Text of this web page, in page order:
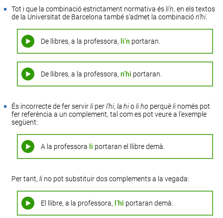
Tot i que la combinació estrictament normativa ésli’n, en els textos
de la Universitat de Barcelona també s’admet la combinación’hi.
De llibres, a la professora, li’n portaran.
De llibres, a la professora, n’hi portaran.
És incorrecte de fer servirli perl’hi, lahioliho perquèli només pot
fer referència a un complement, tal com es pot veure a l’exemple
següent:
A la professora li portaran el llibre demà.
Per tant, li no pot substituir dos complements a la vegada:
El llibre, a la professora, l’hi portaran demà.